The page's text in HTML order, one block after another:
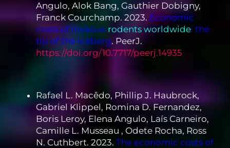
Angulo, Alok Bang, Gauthier Dobigny,
Franck Courchamp. 2023. Economic
costs of invasive rodents worldwide: the
tip of the iceberg. PeerJ.
https://doi.org/10.7717/peerj.14935
Rafael L. Macêdo, Phillip J. Haubrock,
Gabriel Klippel, Romina D. Fernandez,
Boris Leroy, Elena Angulo, Laís Carneiro,
Camille L. Musseau , Odete Rocha, Ross
N. Cuthbert. 2023. The economic costs of